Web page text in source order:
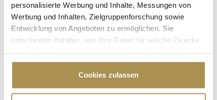
personalisierte Werbung und Inhalte, Messungen von
Werbung und Inhalten, Zielgruppenforschung sowie
Entwicklung von Angeboten zu ermöglichen. Sie
entscheiden darüber, wer Ihre Daten für welche Zwecke
Cookie-Erklärung oder durch Klicken auf das Privacy
Trigger Symbol ändern oder widerrufen
Cookies zulassen
* Pflichtfelder.
LEADERSNET.TV